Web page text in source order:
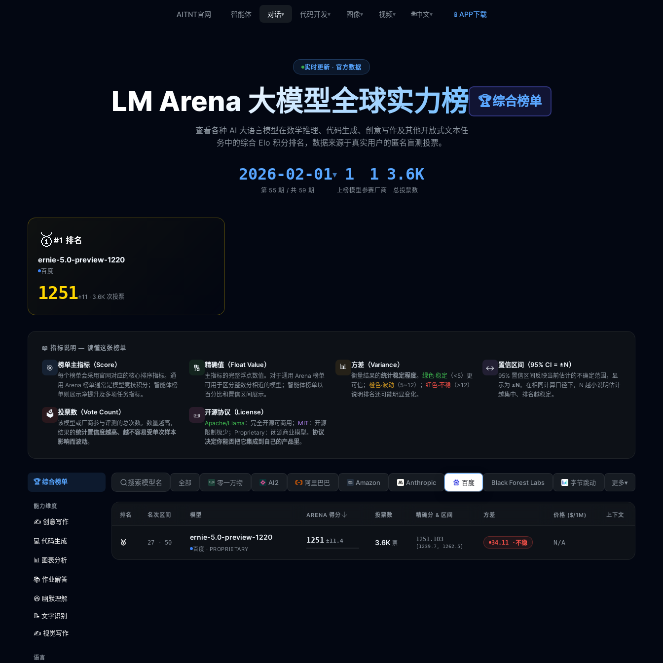
AITNT官网 智能体 对话▾ 代码开发▾ 图像▾ 视频▾ 🌐中文▾ 📱 APP下载
实时更新 · 官方数据
LM Arena 大模型全球实力榜 🏆综合榜单
查看各种 AI 大语言模型在数学推理、代码生成、创意写作及其他开放式文本任
务中的综合 Elo 积分排名，数据来源于真实用户的匿名盲测投票。
2026-02-01▾
第 55 期 / 共 59 期
1
上榜模型
1
参赛厂商
3.6K
总投票数
🥇 #1排名
ernie-5.0-preview-1220
百度
1251±11 · 3.6K次投票
📖 指标说明 — 读懂这张榜单
🎯 榜单主指标（Score）
每个榜单会采用官网对应的核心排序指标。通
用 Arena 榜单通常是模型竞技积分；智能体榜
单则展示净提升及多项任务指标。
🔢 精确值（Float Value）
主指标的完整浮点数值。对于通用 Arena 榜单
可用于区分整数分相近的模型；智能体榜单以
百分比和置信区间展示。
📊 方差（Variance）
衡量结果的统计稳定程度。 绿色·稳定 （<5）更
可信； 橙色·波动 （5~12）； 红色·不稳 （>12）
说明排名还可能明显变化。
↔️ 置信区间（95% CI = ±N）
95% 置信区间反映当前估计的不确定范围，显
示为 ±N。在相同计算口径下，N 越小说明估计
越集中、排名越稳定。
🗳️ 投票数（Vote Count）
该模型或厂商参与评测的总次数。数量越高，
结果的统计置信度越高、越不容易受单次样本
影响而波动。
📜 开源协议（License）
Apache/Llama ：完全开源可商用； MIT ：开源
限制极少； Proprietary ：闭源商业模型。 协议
决定你能否把它集成到自己的产品里。
🏆 综合榜单
能力维度
✍️ 创意写作
💻 代码生成
📊 图表分析
📚 作业解答
😆 幽默理解
📝 文字识别
✍️ 视觉写作
语言
全部 零一万物 AI2 阿里巴巴 Amazon Anthropic 百度 Black Forest Labs 字节跳动 更多▾
排名 名次区间 模型 ARENA 得分 投票数 精确分 & 区间 方差 价格 ($/1M) 上下文
🥇 27 - 50
ernie-5.0-preview-1220
百度 · PROPRIETARY
1251 ±11.4 3.6K 票
1251.103
[1239.7, 1262.5]
34.11 ·不稳 N/A